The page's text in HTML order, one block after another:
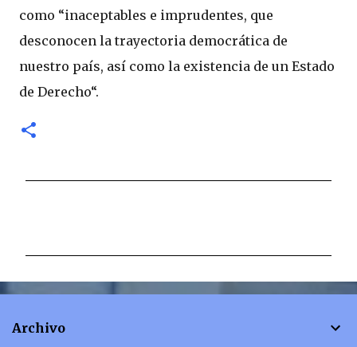
como “inaceptables e imprudentes, que
desconocen la trayectoria democrática de
nuestro país, así como la existencia de un Estado
de Derecho“.
n
Archivo